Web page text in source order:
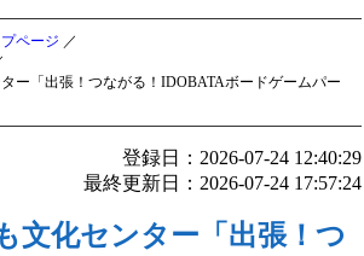
ページ ／
ー「出張！つながる！IDOBATAボードゲームパー
登録日：2026-07-24 12:40:29
最終更新日：2026-07-24 17:57:24
文化センター「出張！つ